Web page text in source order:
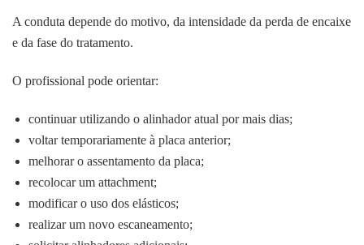
A conduta depende do motivo, da intensidade da perda de encaixe
e da fase do tratamento.
O profissional pode orientar:
continuar utilizando o alinhador atual por mais dias;
voltar temporariamente à placa anterior;
melhorar o assentamento da placa;
recolocar um attachment;
modificar o uso dos elásticos;
realizar um novo escaneamento;